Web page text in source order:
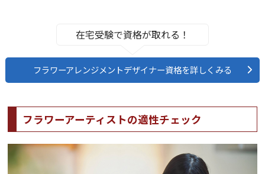
在宅受験で資格が取れる！
フラワーアレンジメントデザイナー資格を詳しくみる
フラワーアーティストの適性チェック